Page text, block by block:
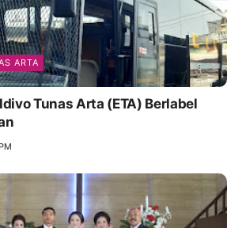
ARTA
Tunas Arta (ETA) Berlabel